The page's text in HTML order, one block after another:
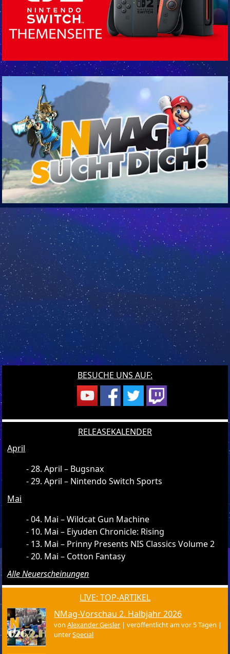
BESUCHE UNS AUF:
RELEASEKALENDER
April
28. April – Bugsnax
29. April – Nintendo Switch Sports
Mai
04. Mai – Wildcat Gun Machine
10. Mai – Eiyuden Chronicle: Rising
13. Mai – Prinny Presents NIS Classics Volume 2
20. Mai – Cotton Fantasy
Alle Neuerscheinungen
LIVE: TOP-ARTIKEL
NMag-Vorschau 2. Halbjahr 2026
vonAlexander Geisler |veröffentlicht am vor 5 Tagen |
unterSpecial